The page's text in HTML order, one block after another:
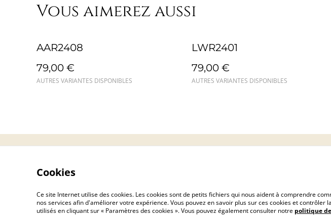
Vous aimerez aussi
AAR2408
79,00 €
AUTRES VARIANTES DISPONIBLES
LWR2401
79,00 €
AUTRES VARIANTES DISPONIBLES
Cookies
Ce site Internet utilise des cookies. Les cookies sont de petits fichiers qui nous aident à comprendre
nos services afin d'améliorer votre expérience. Vous pouvez en savoir plus sur ces cookies et contrôler
utilisés en cliquant sur « Paramètres des cookies ». Vous pouvez également consulter notre politique